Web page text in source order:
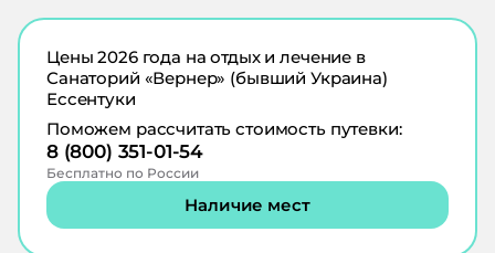
Цены2026года на отдых и лечение в
Санаторий «Вернер» (бывший Украина)
Ессентуки
Поможем рассчитать стоимость путевки:
8 (800) 351-01-54
Бесплатно по России
Наличие мест